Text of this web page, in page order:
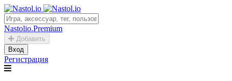
Nastolio.Premium
Добавить
Вход
Регистрация